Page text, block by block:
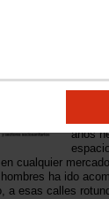
Este
años
cualquier
ha ido
a esas calles